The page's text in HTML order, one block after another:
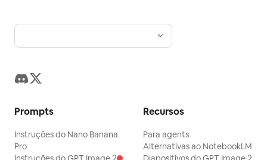
Prompts
Instruções do Nano Banana
Pro
Recursos
Para agents
Alternativas ao NotebookLM